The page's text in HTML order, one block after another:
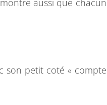
aussi que chacun
son petit coté « compte